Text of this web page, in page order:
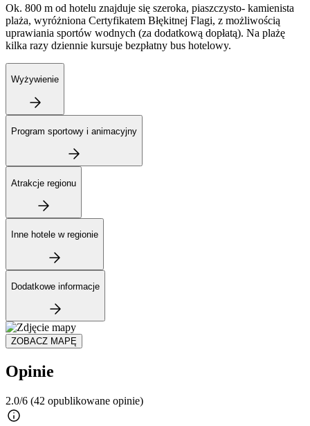
Ok. 800 m od hotelu znajduje się szeroka, piaszczysto- kamienista
plaża, wyróżniona Certyfikatem Błękitnej Flagi, z możliwością
uprawiania sportów wodnych (za dodatkową dopłatą). Na plażę
kilka razy dziennie kursuje bezpłatny bus hotelowy.
Wyżywienie
Program sportowy i animacyjny
Atrakcje regionu
Inne hotele w regionie
Dodatkowe informacje
ZOBACZ MAPĘ
Opinie
2.0/6 (42 opublikowane opinie)